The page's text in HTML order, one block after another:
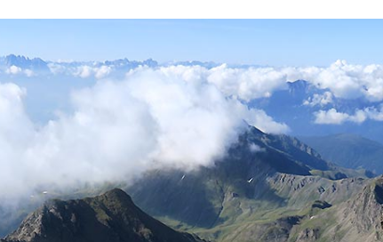
Schwierigkeitsgrad:
von
bis